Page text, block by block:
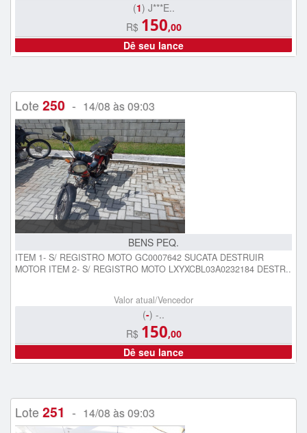
(1) J***E..
R$ 150,00
Dê seu lance
Lote 250 - 14/08 às 09:03
BENS PEQ.
ITEM 1- S/ REGISTRO MOTO GC0007642 SUCATA DESTRUIR
MOTOR ITEM 2- S/ REGISTRO MOTO LXYXCBL03A0232184 DESTR..
Valor atual/Vencedor
(-) -..
R$ 150,00
Dê seu lance
Lote 251 - 14/08 às 09:03